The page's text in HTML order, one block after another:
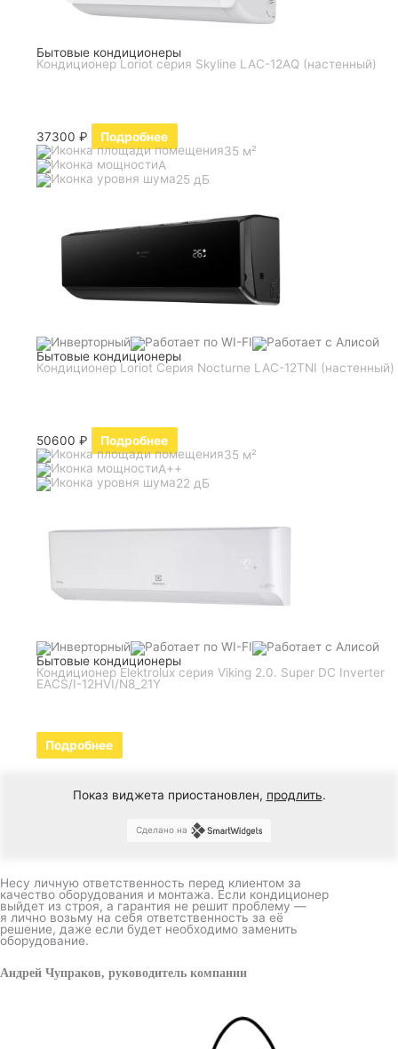
Бытовые кондиционеры
Кондиционер Loriot серия Skyline LAC-12AQ (настенный)
37300₽
Подробнее
35 м²
A
25 дБ
Бытовые кондиционеры
Кондиционер Loriot Серия Nocturne LAC-12TNI (настенный)
50600₽
Подробнее
35 м²
A++
22 дБ
Бытовые кондиционеры
Кондиционер Elektrolux серия Viking 2.0. Super DC Inverter
EACS/I-12HVI/N8_21Y
Подробнее
Показ виджета приостановлен, продлить.
Сделано на
Несу личную ответственность перед клиентом за
качество оборудования и монтажа. Если кондиционер
выйдет из строя, а гарантия не решит проблему —
я лично возьму на себя ответственность за её
решение, даже если будет необходимо заменить
оборудование.
Андрей Чупраков, руководитель компании